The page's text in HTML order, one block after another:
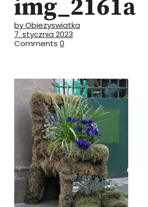
img_2161a
by Obiezyswiatka
7. stycznia 2023
Comments 0